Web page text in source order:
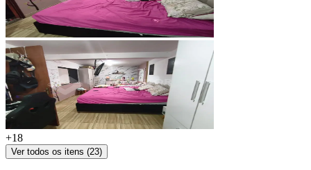
+18
Ver todos os itens (23)